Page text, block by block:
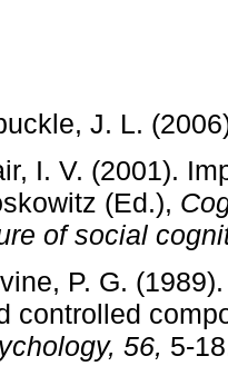
J. L.
I. V. (2001).
(Ed.),
of social
P. G.
controlled
56, 5-